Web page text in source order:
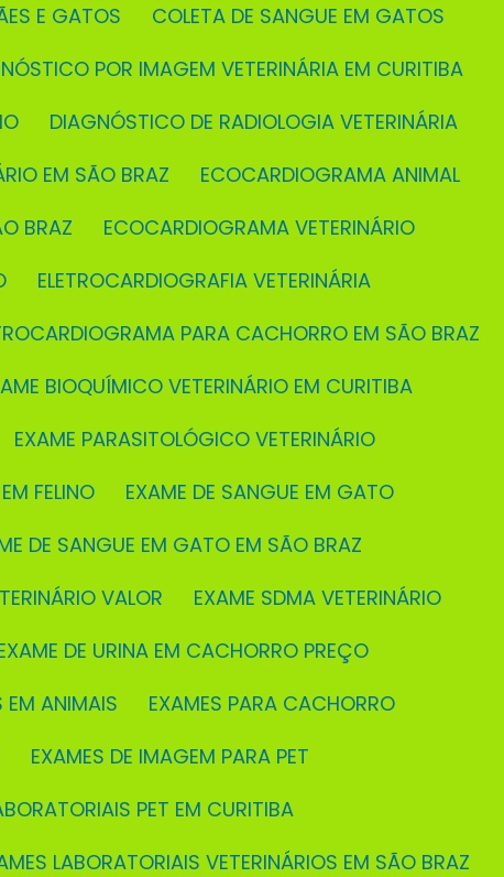
E GATOS
COLETA DE SANGUE EM GATOS
POR IMAGEM VETERINÁRIA EM CURITIBA
DIAGNÓSTICO DE RADIOLOGIA VETERINÁRIA
EM SÃO BRAZ
ECOCARDIOGRAMA ANIMAL
BRAZ
ECOCARDIOGRAMA VETERINÁRIO
ELETROCARDIOGRAFIA VETERINÁRIA
PARA CACHORRO EM SÃO BRAZ
BIOQUÍMICO VETERINÁRIO EM CURITIBA
EXAME PARASITOLÓGICO VETERINÁRIO
FELINO
EXAME DE SANGUE EM GATO
DE SANGUE EM GATO EM SÃO BRAZ
VALOR
EXAME SDMA VETERINÁRIO
EXAME DE URINA EM CACHORRO PREÇO
EM ANIMAIS
EXAMES PARA CACHORRO
EXAMES DE IMAGEM PARA PET
PET EM CURITIBA
LABORATORIAIS VETERINÁRIOS EM SÃO BRAZ